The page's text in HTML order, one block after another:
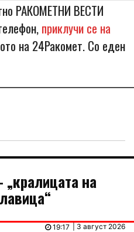
РАКОМЕТНИ ВЕСТИ
приклучи се на
на 24Ракомет. Со еден
на
| 3 август 2026
19:17